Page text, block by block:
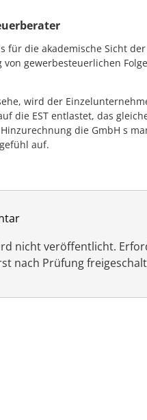
für die akademische Sicht
gewerbesteuerlichen
wird der
die EST entlastet, das
die GmbH s
auf.
nicht veröffentlicht.
nach Prüfung